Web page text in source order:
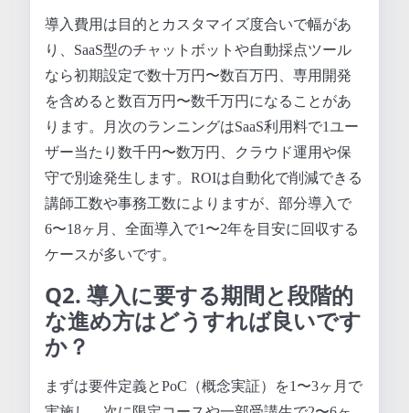
導入費用は目的とカスタマイズ度合いで幅があ
り、SaaS型のチャットボットや自動採点ツール
なら初期設定で数十万円〜数百万円、専用開発
を含めると数百万円〜数千万円になることがあ
ります。月次のランニングはSaaS利用料で1ユー
ザー当たり数千円〜数万円、クラウド運用や保
守で別途発生します。ROIは自動化で削減できる
講師工数や事務工数によりますが、部分導入で
6〜18ヶ月、全面導入で1〜2年を目安に回収する
ケースが多いです。
Q2. 導入に要する期間と段階的
な進め方はどうすれば良いです
か？
まずは要件定義とPoC（概念実証）を1〜3ヶ月で